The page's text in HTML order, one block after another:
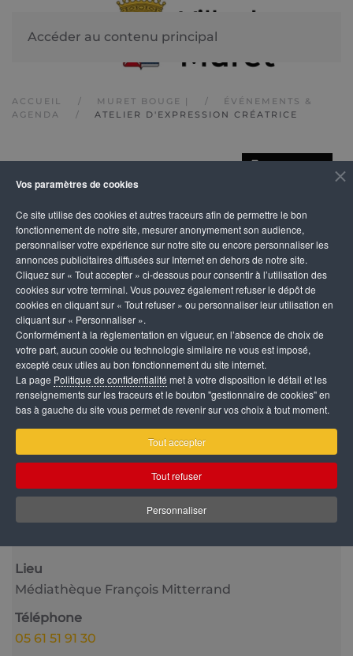
Vos paramètres de cookies
Ce site utilise des cookies et autres traceurs afin de permettre le bon
fonctionnement de notre site, mesurer anonymement son audience,
personnaliser votre expérience sur notre site ou encore personnaliser les
annonces publicitaires diffusées sur Internet en dehors de notre site.
Cliquez sur « Tout accepter » ci-dessous pour consentir à l’utilisation des
cookies sur votre terminal. Vous pouvez également refuser le dépôt de
cookies en cliquant sur « Tout refuser » ou personnaliser leur utilisation en
cliquant sur « Personnaliser ».
Conformément à la règlementation en vigueur, en l’absence de choix de
votre part, aucun cookie ou technologie similaire ne vous est imposé,
excepté ceux utiles au bon fonctionnement du site internet.
La page Politique de confidentialité met à votre disposition le détail et les
renseignements sur les traceurs et le bouton "gestionnaire de cookies" en
bas à gauche du site vous permet de revenir sur vos choix à tout moment.
Tout accepter
Tout refuser
Personnaliser
Accéder au contenu principal
ACCUEIL MURET BOUGE |
ÉVÉNEMENTS &
AGENDA
ATELIER D'EXPRESSION CRÉATRICE
Atelier d'expression
créatrice
Vie culturelle
Date
Lieu
Médiathèque François Mitterrand
Téléphone
05 61 51 91 30